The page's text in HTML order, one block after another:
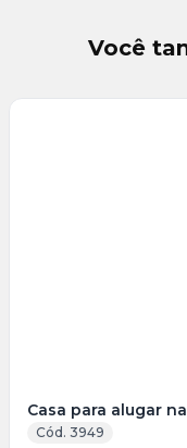
Você
Casa para alugar
Cód. 3949